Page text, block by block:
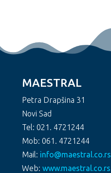
MAESTRAL
Petra Drapšina 31
Novi Sad
Tel: 021. 4721244
Mob: 061. 4721244
Mail: info@maestral.co.rs
Web: www.maestral.co.rs